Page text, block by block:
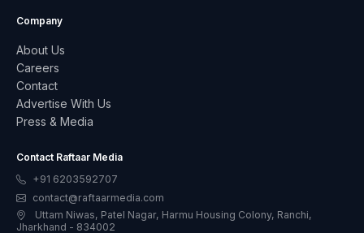
Company
About Us
Careers
Contact
Advertise With Us
Press & Media
Contact Raftaar Media
+91 6203592707
contact@raftaarmedia.com
Uttam Niwas, Patel Nagar, Harmu Housing Colony, Ranchi,
Jharkhand - 834002